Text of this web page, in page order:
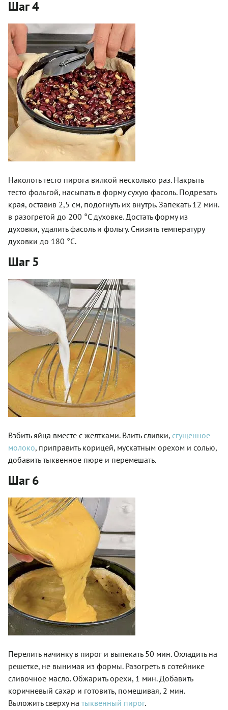
Шаг 4
Наколоть тесто пирога вилкой несколько раз. Накрыть
тесто фольгой, насыпать в форму сухую фасоль. Подрезать
края, оставив 2,5 см, подогнуть их внутрь. Запекать 12 мин.
в разогретой до 200 °С духовке. Достать форму из
духовки, удалить фасоль и фольгу. Снизить температуру
духовки до 180 °С.
Шаг 5
Взбить яйца вместе с желтками. Влить сливки, сгущенное
молоко, приправить корицей, мускатным орехом и солью,
добавить тыквенное пюре и перемешать.
Шаг 6
Перелить начинку в пирог и выпекать 50 мин. Охладить на
решетке, не вынимая из формы. Разогреть в сотейнике
сливочное масло. Обжарить орехи, 1 мин. Добавить
коричневый сахар и готовить, помешивая, 2 мин.
Выложить сверху на тыквенный пирог.